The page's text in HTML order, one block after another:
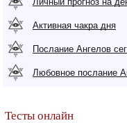
Активная чакра дня
Послание Ангелов
Любовное послание
Тесты онлайн